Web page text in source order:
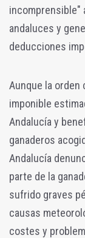
incomprensible"
andaluces y
deducciones
Aunque la orden
imponible
Andalucía y
ganaderos
Andalucía
parte de la
sufrido graves
causas
costes y